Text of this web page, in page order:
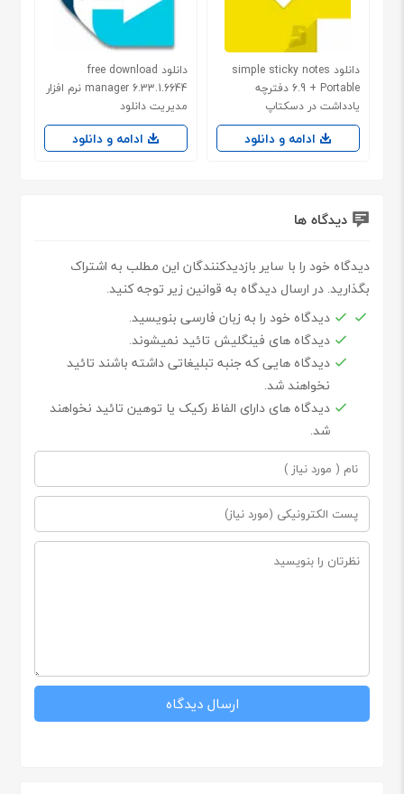
دانلود simple sticky notes
6.9 + Portable دفترچه
یادداشت در دسکتاپ
ادامه و دانلود
دانلود free download
manager 6.33.1.6644 نرم افزار
مدیریت دانلود
ادامه و دانلود
دیدگاه ها
دیدگاه خود را با سایر بازدیدکنندگان این مطلب به اشتراک
بگذارید. در ارسال دیدگاه به قوانین زیر توجه کنید.
دیدگاه خود را به زبان فارسی بنویسید.
دیدگاه های فینگلیش تائید نمیشوند.
دیدگاه هایی که جنبه تبلیغاتی داشته باشند تائید
نخواهند شد.
دیدگاه های دارای الفاظ رکیک یا توهین تائید نخواهند
شد.